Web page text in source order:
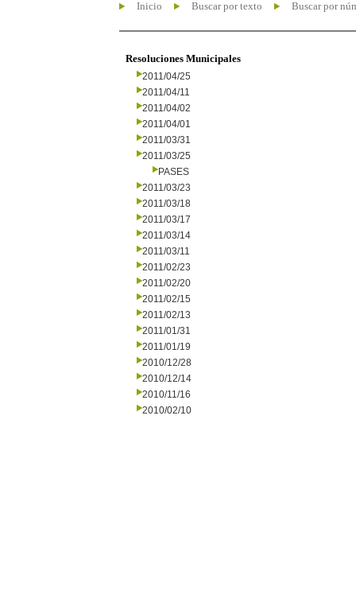
Inicio Buscar por texto Buscar por
Resoluciones Municipales
2011/04/25
2011/04/11
2011/04/02
2011/04/01
2011/03/31
2011/03/25
PASES
2011/03/23
2011/03/18
2011/03/17
2011/03/14
2011/03/11
2011/02/23
2011/02/20
2011/02/15
2011/02/13
2011/01/31
2011/01/19
2010/12/28
2010/12/14
2010/11/16
2010/02/10